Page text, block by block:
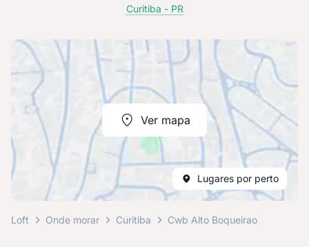
Curitiba - PR
Ver mapa
Lugares por perto
Loft Onde morar Curitiba Cwb Alto Boqueirao